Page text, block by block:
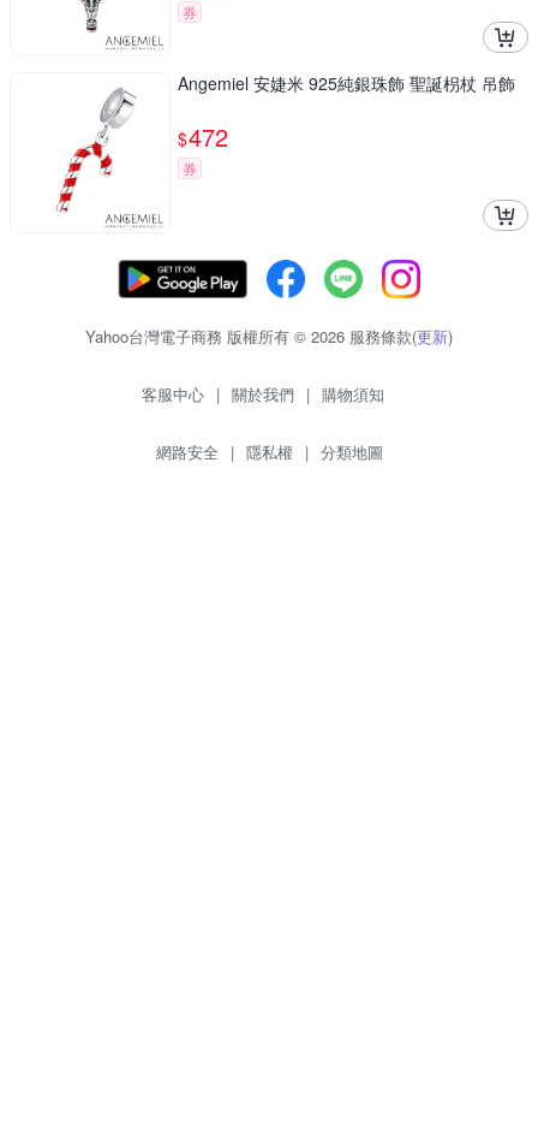
券
Angemiel 安婕米 925純銀珠飾 聖誕枴杖 吊飾
$472
券
Yahoo台灣電子商務 版權所有 © 2026 服務條款(更新)
客服中心 | 關於我們 | 購物須知
網路安全 | 隱私權 | 分類地圖